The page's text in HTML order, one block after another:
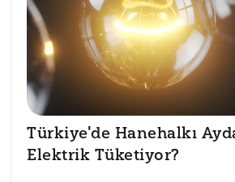
Türkiye'de Hanehalkı
Elektrik Tüketiyor?